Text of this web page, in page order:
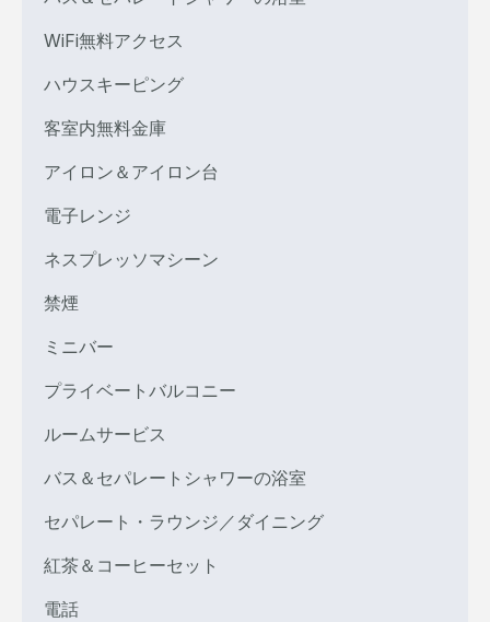
WiFi無料アクセス
ハウスキーピング
客室内無料金庫
アイロン＆アイロン台
電子レンジ
ネスプレッソマシーン
禁煙
ミニバー
プライベートバルコニー
ルームサービス
バス＆セパレートシャワーの浴室
セパレート・ラウンジ／ダイニング
紅茶＆コーヒーセット
電話